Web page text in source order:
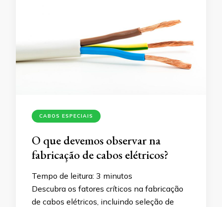
CABOS ESPECIAIS
O que devemos observar na
fabricação de cabos elétricos?
Tempo de leitura: 3 minutos
Descubra os fatores críticos na fabricação
de cabos elétricos, incluindo seleção de